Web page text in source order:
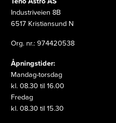
Industriveien 8B
6517 Kristiansund N
Org. nr.: 974420538
Åpningstider:
Mandag-torsdag
kl. 08.30 til 16.00
Fredag
kl. 08.30 til 15.30